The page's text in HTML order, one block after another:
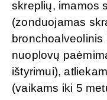
skreplių, imamos
(zonduojamas
bronchoalveolinis
nuoplovų
ištyrimui),
(vaikams iki 5